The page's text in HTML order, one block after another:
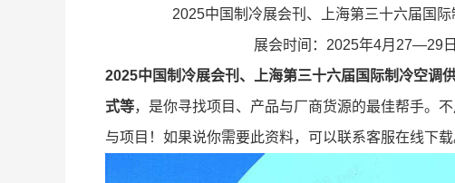
2025中国制冷展会刊、上海第三十六届国
展会时间：2025年4月27—29
2025中国制冷展会刊、上海第三十六届国际制冷空调
式等，是你寻找项目、产品与厂商货源的最佳帮手。
与项目！如果说你需要此资料，可以联系客服在线下载